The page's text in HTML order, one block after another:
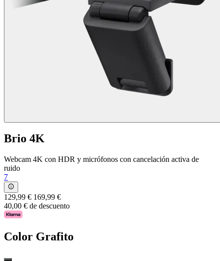
Brio 4K
Webcam 4K con HDR y micrófonos con cancelación activa de
ruido
7
129,99 € 169,99 €
40,00 € de descuento
Color Grafito